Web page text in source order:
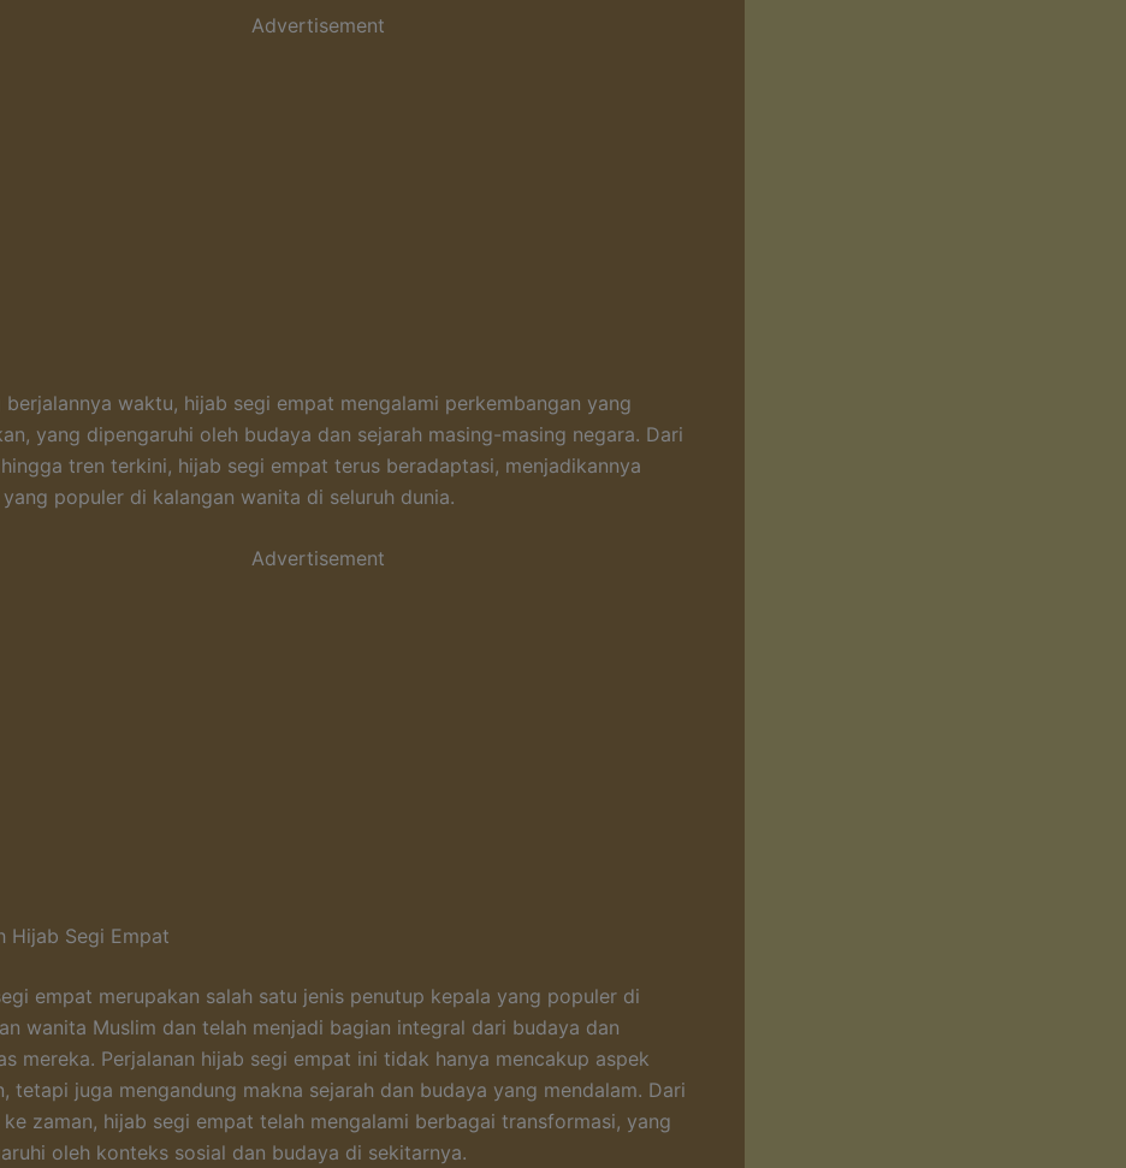
Advertisement
berjalannya waktu, hijab segi empat mengalami perkembangan yang
yang dipengaruhi oleh budaya dan sejarah masing-masing negara. Dari
tren terkini, hijab segi empat terus beradaptasi, menjadikannya
populer di kalangan wanita di seluruh dunia.
Advertisement
Hijab Segi Empat
empat merupakan salah satu jenis penutup kepala yang populer di
wanita Muslim dan telah menjadi bagian integral dari budaya dan
mereka. Perjalanan hijab segi empat ini tidak hanya mencakup aspek
tetapi juga mengandung makna sejarah dan budaya yang mendalam. Dari
ke zaman, hijab segi empat telah mengalami berbagai transformasi, yang
oleh konteks sosial dan budaya di sekitarnya.